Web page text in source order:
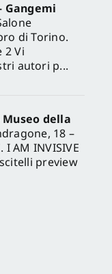
Gangemi
di Torino.
2 Vi
autori p...
Museo della
18 –
I AM INVISIVE
preview